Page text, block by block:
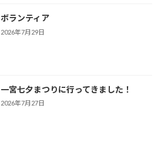
ボランティア
2026年7月29日
一宮七夕まつりに行ってきました！
2026年7月27日